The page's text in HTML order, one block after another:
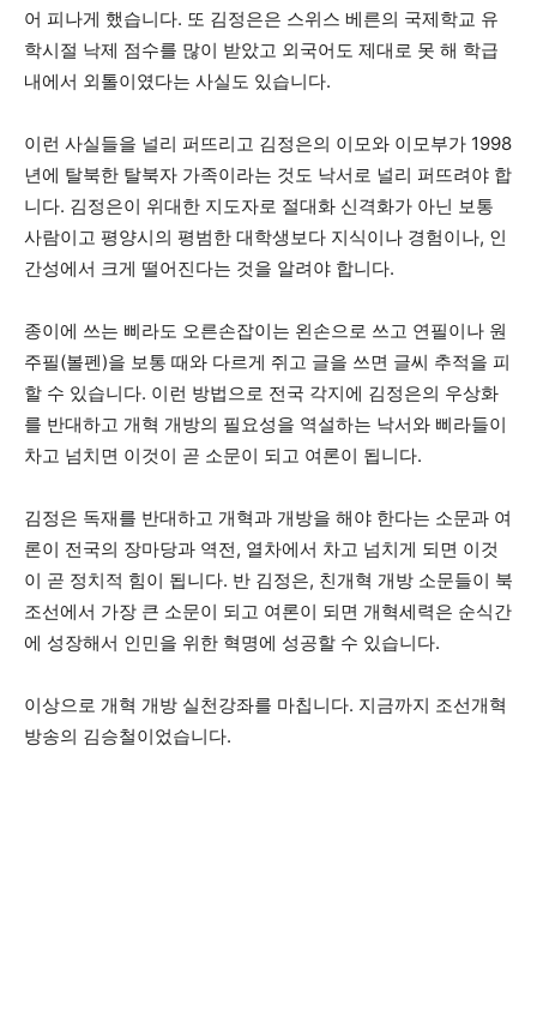
어 피나게 했습니다. 또 김정은은 스위스 베른의 국제학교 유
학시절 낙제 점수를 많이 받았고 외국어도 제대로 못 해 학급
내에서 외톨이였다는 사실도 있습니다.
이런 사실들을 널리 퍼뜨리고 김정은의 이모와 이모부가 1998
년에 탈북한 탈북자 가족이라는 것도 낙서로 널리 퍼뜨려야 합
니다. 김정은이 위대한 지도자로 절대화 신격화가 아닌 보통
사람이고 평양시의 평범한 대학생보다 지식이나 경험이나, 인
간성에서 크게 떨어진다는 것을 알려야 합니다.
종이에 쓰는 삐라도 오른손잡이는 왼손으로 쓰고 연필이나 원
주필(볼펜)을 보통 때와 다르게 쥐고 글을 쓰면 글씨 추적을 피
할 수 있습니다. 이런 방법으로 전국 각지에 김정은의 우상화
를 반대하고 개혁 개방의 필요성을 역설하는 낙서와 삐라들이
차고 넘치면 이것이 곧 소문이 되고 여론이 됩니다.
김정은 독재를 반대하고 개혁과 개방을 해야 한다는 소문과 여
론이 전국의 장마당과 역전, 열차에서 차고 넘치게 되면 이것
이 곧 정치적 힘이 됩니다. 반 김정은, 친개혁 개방 소문들이 북
조선에서 가장 큰 소문이 되고 여론이 되면 개혁세력은 순식간
에 성장해서 인민을 위한 혁명에 성공할 수 있습니다.
이상으로 개혁 개방 실천강좌를 마칩니다. 지금까지 조선개혁
방송의 김승철이었습니다.